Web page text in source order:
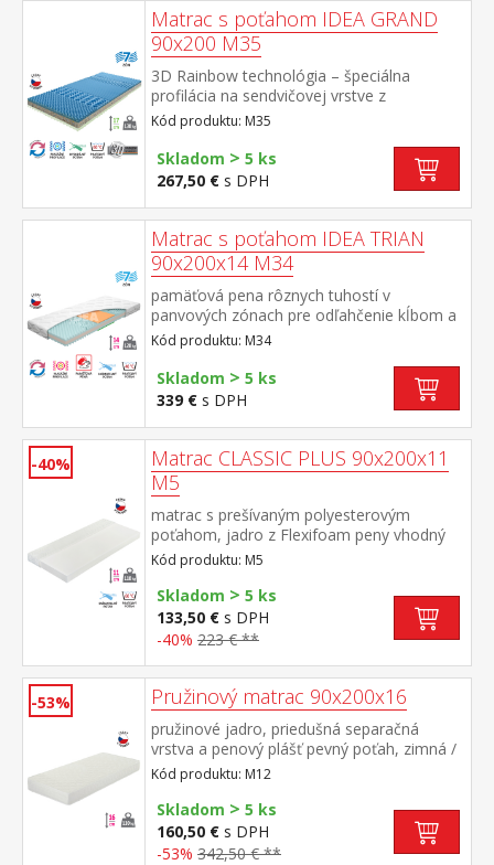
Matrac s poťahom IDEA GRAND
90x200 M35
3D Rainbow technológia – špeciálna
profilácia na sendvičovej vrstve z
kombinácie Flexifoam pien rôznych
vlastností a tuhostí, ktorá zabezpečuje
komfort, vzdušnosť, ortopedické vlastnosti
a dlhú životnosť anatomická zónová
masážna profilácia – 7 zón na oboch
stranách, jemná masáž v priebehu spánku
rozdielna tuhosť strán – zelenkavá mäkšia
strana tuhosť 2 z 5, modrá tuhšia strana
tuhosť 2,5 z 5 vzdušný poťah prešitý dutým
vláknom, vyrobený z 2 častí, snímateľný a
prateľný do 60 °C odporúčaná nosnosť do
130 kg, výška matraca 17 cm
Kód produktu: M35
Skladom > 5 ks
267,50 € s DPH
Matrac s poťahom IDEA TRIAN
90x200x14 M34
pamäťová pena rôznych tuhostí v
panvových zónach pre odľahčenie kĺbom a
celému pohybovému aparátu 7-zónová
anatomická masážna profilácia prináša
veľmi jemnú masáž v priebehu spánku
matrac s Visco penou a systémom
rozdielnej tuhosti strán vhodný pre všetky
typy roštov poťah snímateľný a prateľný do
40 °C odporúčaná nosnosť do 120 kg
Kód produktu: M34
Skladom > 5 ks
339 € s DPH
-40%
Matrac CLASSIC PLUS 90x200x11
M5
matrac s prešívaným polyesterovým
poťahom, jadro z Flexifoam peny vhodný
pre všetky typy roštov poťah snímateľný a
prateľný do 40 °C odporúčaná nosnosť do
110 kg
Kód produktu: M5
Skladom > 5 ks
133,50 € s DPH
-40% 223 € **
-53% Pružinový matrac 90x200x16
pružinové jadro, priedušná separačná
vrstva a penový plášť pevný poťah, zimná /
letná strana odporúčaná nosnosť do 110 kg
Kód produktu: M12
Skladom > 5 ks
160,50 € s DPH
-53% 342,50 € **